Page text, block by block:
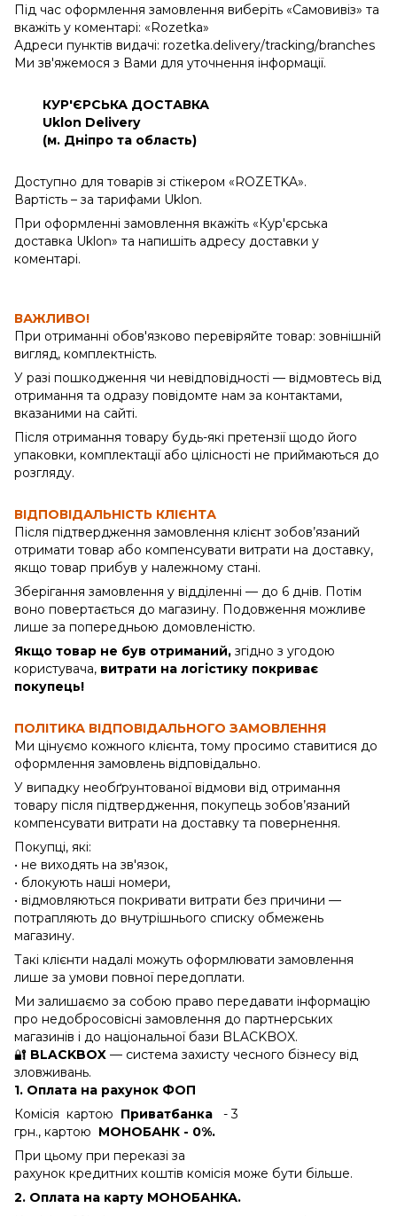
Під час оформлення замовлення виберіть «Самовивіз» та
вкажіть у коментарі: «Rozetka»
Адреси пунктів видачі: rozetka.delivery/tracking/branches
Ми зв'яжемося з Вами для уточнення інформації.
КУР'ЄРСЬКА ДОСТАВКА
Uklon Delivery
(м. Дніпро та область)
Доступно для товарів зі стікером «ROZETKA».
Вартість – за тарифами Uklon.
При оформленні замовлення вкажіть «Кур'єрська
доставка Uklon» та напишіть адресу доставки у
коментарі.
ВАЖЛИВО!
При отриманні обов'язково перевіряйте товар: зовнішній
вигляд, комплектність.
У разі пошкодження чи невідповідності — відмовтесь від
отримання та одразу повідомте нам за контактами,
вказаними на сайті.
Після отримання товару будь-які претензії щодо його
упаковки, комплектації або цілісності не приймаються до
розгляду.
ВІДПОВІДАЛЬНІСТЬ КЛІЄНТА
Після підтвердження замовлення клієнт зобов’язаний
отримати товар або компенсувати витрати на доставку,
якщо товар прибув у належному стані.
Зберігання замовлення у відділенні — до 6 днів. Потім
воно повертається до магазину. Подовження можливе
лише за попередньою домовленістю.
Якщо товар не був отриманий, згідно з угодою
користувача, витрати на логістику покриває
покупець!
ПОЛІТИКА ВІДПОВІДАЛЬНОГО ЗАМОВЛЕННЯ
Ми цінуємо кожного клієнта, тому просимо ставитися до
оформлення замовлень відповідально.
У випадку необґрунтованої відмови від отримання
товару після підтвердження, покупець зобов’язаний
компенсувати витрати на доставку та повернення.
Покупці, які:
• не виходять на зв'язок,
• блокують наші номери,
• відмовляються покривати витрати без причини —
потрапляють до внутрішнього списку обмежень
магазину.
Такі клієнти надалі можуть оформлювати замовлення
лише за умови повної передоплати.
Ми залишаємо за собою право передавати інформацію
про недобросовісні замовлення до партнерських
магазинів і до національної бази BLACKBOX.
🔐 BLACKBOX — система захисту чесного бізнесу від
зловживань.
1. Оплата на рахунок ФОП
Комісія картою Приватбанка - 3
грн., картою МОНОБАНК - 0%.
При цьому при переказі за
рахунок кредитних коштів комісія може бути більше.
2. Оплата на карту МОНОБАНКА.